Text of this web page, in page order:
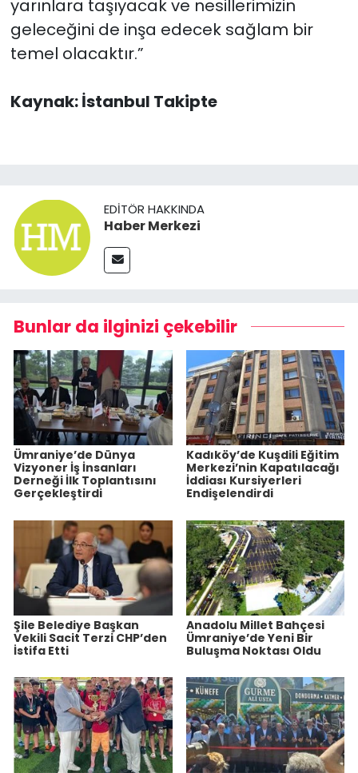
yarınlara taşıyacak ve nesillerimizin
geleceğini de inşa edecek sağlam bir
temel olacaktır.”
Kaynak: İstanbul Takipte
EDITÖR HAKKINDA
Haber Merkezi
Bunlar da ilginizi çekebilir
Ümraniye’de Dünya
Vizyoner İş İnsanları
Derneği İlk Toplantısını
Gerçekleştirdi
Kadıköy’de Kuşdili Eğitim
Merkezi’nin Kapatılacağı
İddiası Kursiyerleri
Endişelendirdi
Şile Belediye Başkan
Vekili Sacit Terzi CHP’den
İstifa Etti
Anadolu Millet Bahçesi
Ümraniye’de Yeni Bir
Buluşma Noktası Oldu